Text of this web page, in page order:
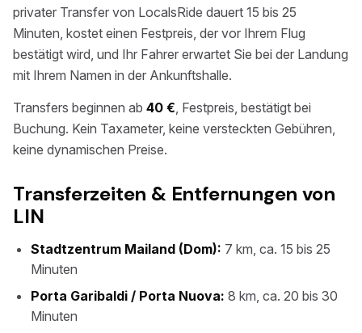
privater Transfer von LocalsRide dauert 15 bis 25
Minuten, kostet einen Festpreis, der vor Ihrem Flug
bestätigt wird, und Ihr Fahrer erwartet Sie bei der Landung
mit Ihrem Namen in der Ankunftshalle.
Transfers beginnen ab 40 €, Festpreis, bestätigt bei
Buchung. Kein Taxameter, keine versteckten Gebühren,
keine dynamischen Preise.
Transferzeiten & Entfernungen von
LIN
Stadtzentrum Mailand (Dom): 7 km, ca. 15 bis 25
Minuten
Porta Garibaldi / Porta Nuova: 8 km, ca. 20 bis 30
Minuten